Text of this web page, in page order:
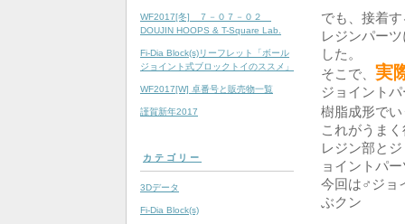
WF2017[冬] ７－０７－０２
DOUJIN HOOPS & T-Square Lab.
Fi-Dia Block(s)リーフレット「ボール
ジョイント式ブロックトイのススメ」
WF2017[W] 卓番号と販売物一覧
謹賀新年2017
カテゴリー
3Dデータ
Fi-Dia Block(s)
でも、接着
レジンパー
した。
そこで、 実
ジョイント
樹脂成形で
これがうま
レジン部と
ョイントパ
今回は♂ジョ
ぶクン